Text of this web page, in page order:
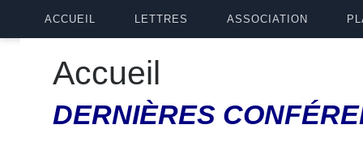
ACCUEIL LETTRES ASSOCIATION
Accueil
DERNIÈRES